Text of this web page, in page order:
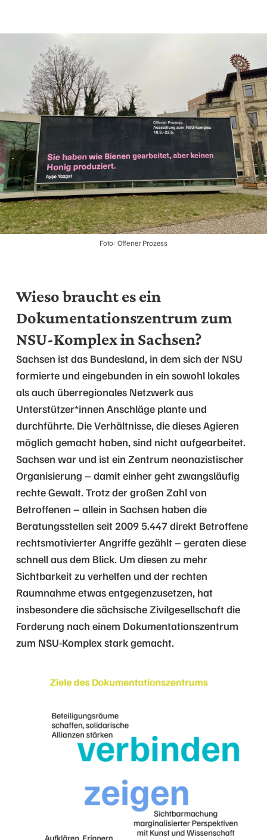
Foto: Offener Prozess
Wieso braucht es ein
Dokumentationszentrum zum
NSU-Komplex in Sachsen?
Sachsen ist das Bundesland, in dem sich der NSU
formierte und eingebunden in ein sowohl lokales
als auch überregionales Netzwerk aus
Unterstützer*innen Anschläge plante und
durchführte. Die Verhältnisse, die dieses Agieren
möglich gemacht haben, sind nicht aufgearbeitet.
Sachsen war und ist ein Zentrum neonazistischer
Organisierung – damit einher geht zwangsläufig
rechte Gewalt. Trotz der großen Zahl von
Betroffenen – allein in Sachsen haben die
Beratungsstellen seit 2009 5.447 direkt Betroffene
rechtsmotivierter Angriffe gezählt – geraten diese
schnell aus dem Blick. Um diesen zu mehr
Sichtbarkeit zu verhelfen und der rechten
Raumnahme etwas entgegenzusetzen, hat
insbesondere die sächsische Zivilgesellschaft die
Forderung nach einem Dokumentationszentrum
zum NSU-Komplex stark gemacht.